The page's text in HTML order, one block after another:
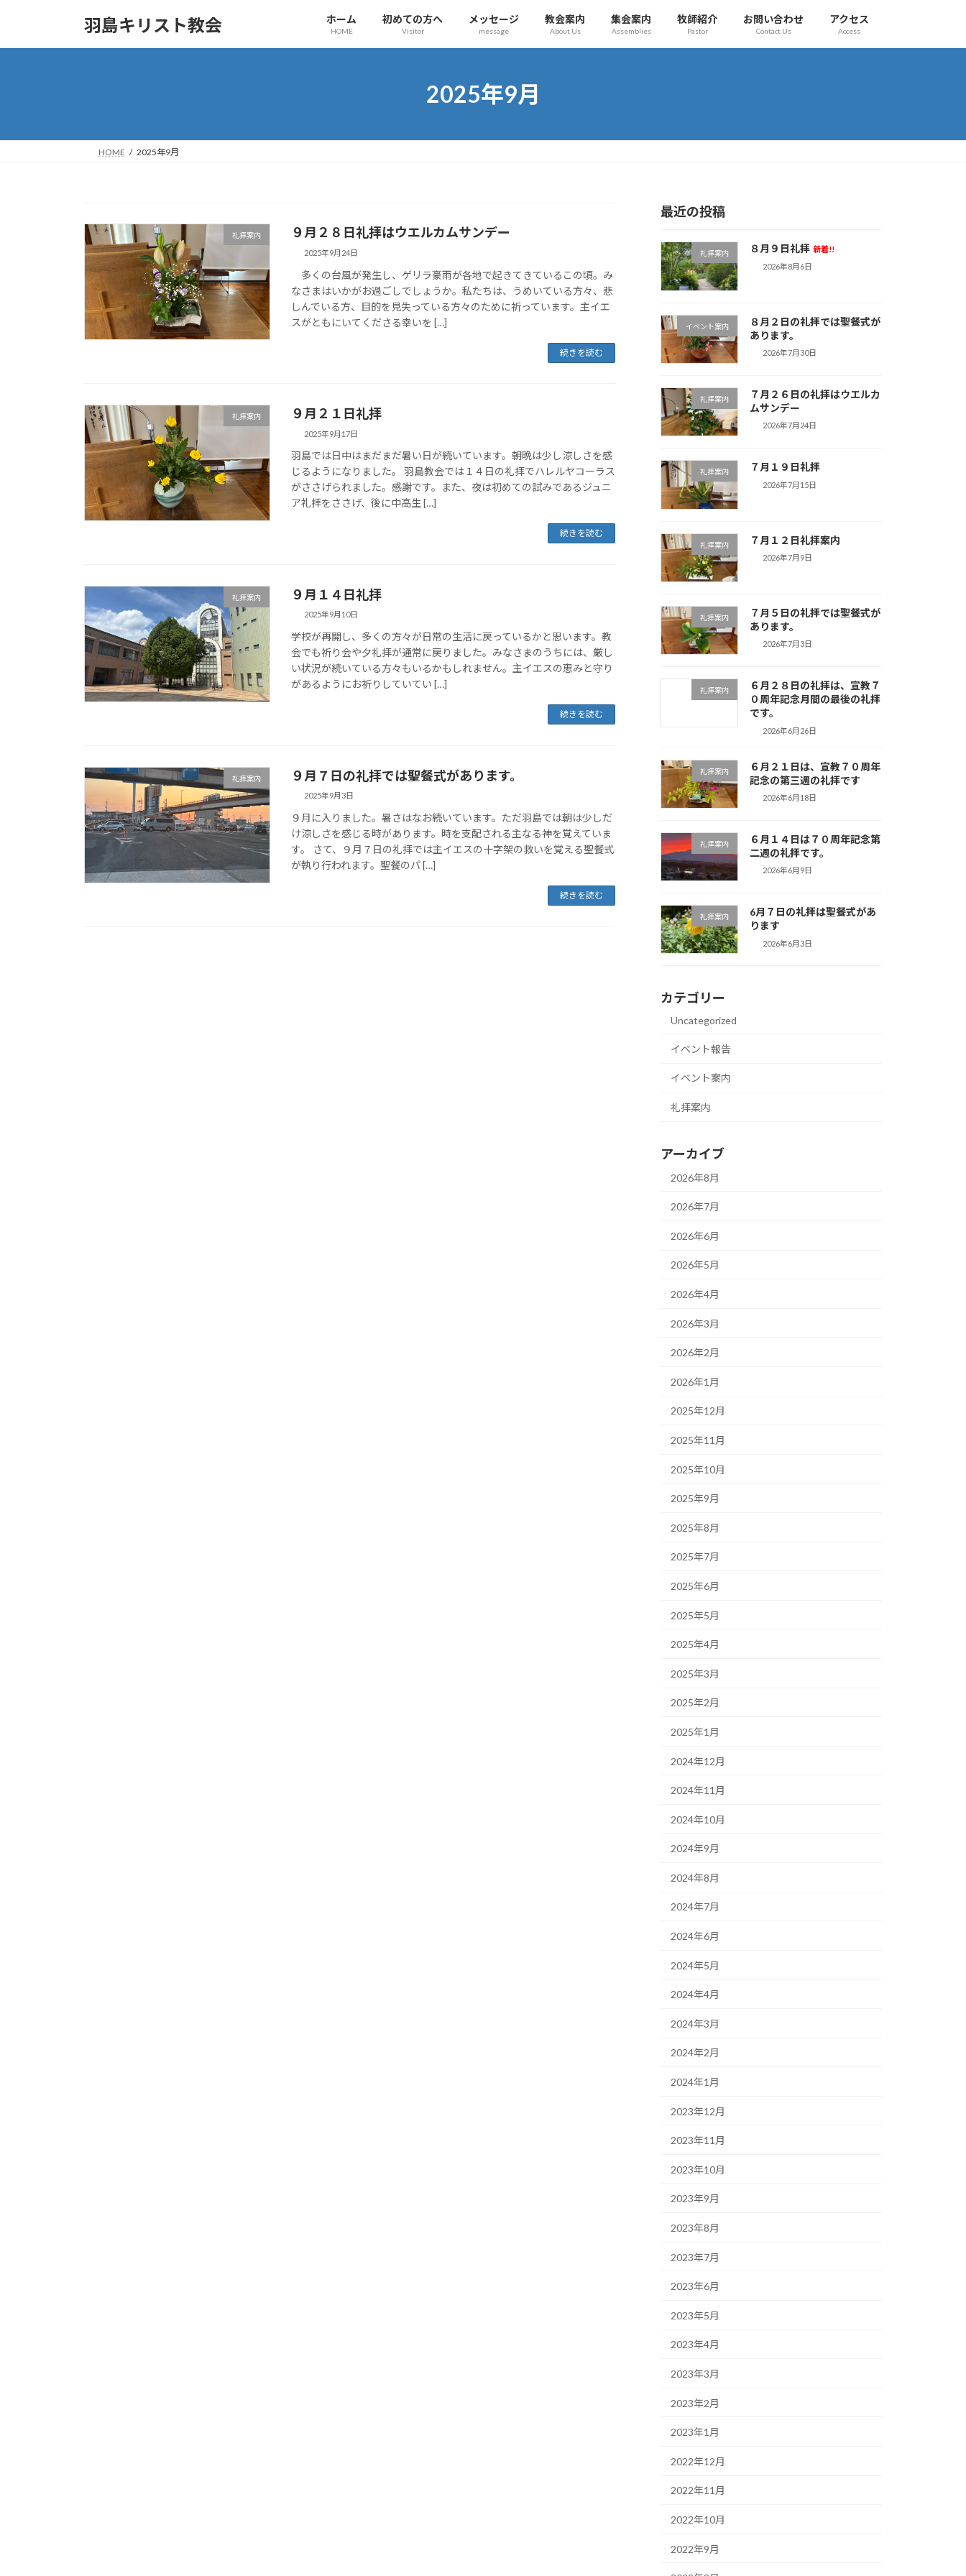
羽島キリスト教会 ホーム
HOME
初めての方へ
Visitor
メッセージ
message
教会案内
About Us
集会案内
Assemblies
牧師紹介
Pastor
お問い合わせ
Contact Us
アクセス
Access
2025年9月
HOME 2025年9月
礼拝案内 ９月２８日礼拝はウエルカムサンデー
2025年9月24日
多くの台風が発生し、ゲリラ豪雨が各地で起きてきているこの頃。み
なさまはいかがお過ごしでしょうか。私たちは、うめいている方々、悲
しんでいる方、目的を見失っている方々のために祈っています。主イエ
スがともにいてくださる幸いを […]
続きを読む
礼拝案内 ９月２１日礼拝
2025年9月17日
羽島では日中はまだまだ暑い日が続いています。朝晩は少し涼しさを感
じるようになりました。 羽島教会では１４日の礼拝でハレルヤコーラス
がささげられました。感謝です。また、夜は初めての試みであるジュニ
ア礼拝をささげ、後に中高生 […]
続きを読む
礼拝案内 ９月１４日礼拝
2025年9月10日
学校が再開し、多くの方々が日常の生活に戻っているかと思います。教
会でも祈り会や夕礼拝が通常に戻りました。みなさまのうちには、厳し
い状況が続いている方々もいるかもしれません。主イエスの恵みと守り
があるようにお祈りしていてい […]
続きを読む
礼拝案内 ９月７日の礼拝では聖餐式があります。
2025年9月3日
９月に入りました。暑さはなお続いています。ただ羽島では朝は少しだ
け涼しさを感じる時があります。時を支配される主なる神を覚えていま
す。 さて、９月７日の礼拝では主イエスの十字架の救いを覚える聖餐式
が執り行われます。聖餐のパ […]
続きを読む
最近の投稿
礼拝案内 ８月９日礼拝 新着!!
2026年8月6日
イベント案内
８月２日の礼拝では聖餐式が
あります。
2026年7月30日
礼拝案内
７月２６日の礼拝はウエルカ
ムサンデー
2026年7月24日
礼拝案内 ７月１９日礼拝
2026年7月15日
礼拝案内 ７月１２日礼拝案内
2026年7月9日
礼拝案内
７月５日の礼拝では聖餐式が
あります。
2026年7月3日
礼拝案内
６月２８日の礼拝は、宣教７
０周年記念月間の最後の礼拝
です。
2026年6月26日
礼拝案内
６月２１日は、宣教７０周年
記念の第三週の礼拝です
2026年6月18日
礼拝案内
６月１４日は７０周年記念第
二週の礼拝です。
2026年6月9日
礼拝案内
6月７日の礼拝は聖餐式があ
ります
2026年6月3日
カテゴリー
Uncategorized
イベント報告
イベント案内
礼拝案内
アーカイブ
2026年8月
2026年7月
2026年6月
2026年5月
2026年4月
2026年3月
2026年2月
2026年1月
2025年12月
2025年11月
2025年10月
2025年9月
2025年8月
2025年7月
2025年6月
2025年5月
2025年4月
2025年3月
2025年2月
2025年1月
2024年12月
2024年11月
2024年10月
2024年9月
2024年8月
2024年7月
2024年6月
2024年5月
2024年4月
2024年3月
2024年2月
2024年1月
2023年12月
2023年11月
2023年10月
2023年9月
2023年8月
2023年7月
2023年6月
2023年5月
2023年4月
2023年3月
2023年2月
2023年1月
2022年12月
2022年11月
2022年10月
2022年9月